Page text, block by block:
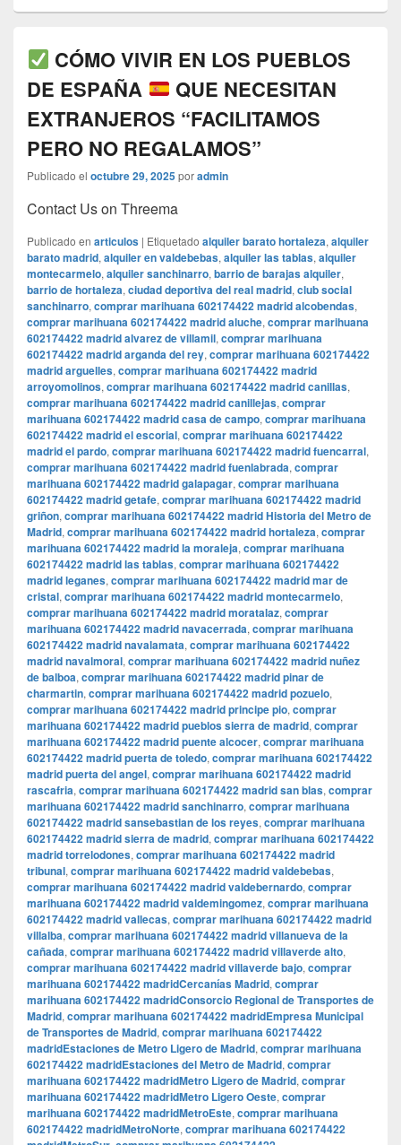
CÓMO VIVIR EN LOS PUEBLOS
DE ESPAÑA
QUE NECESITAN
EXTRANJEROS “FACILITAMOS
PERO NO REGALAMOS”
Publicado el octubre 29, 2025poradmin
Contact Us on Threema
Publicado en articulos | Etiquetado alquiler barato hortaleza, alquiler
barato madrid, alquiler en valdebebas, alquiler las tablas, alquiler
montecarmelo, alquiler sanchinarro, barrio de barajas alquiler,
barrio de hortaleza, ciudad deportiva del real madrid, club social
sanchinarro, comprar marihuana 602174422 madrid alcobendas,
comprar marihuana 602174422 madrid aluche, comprar marihuana
602174422 madrid alvarez de villamil, comprar marihuana
602174422 madrid arganda del rey, comprar marihuana 602174422
madrid arguelles, comprar marihuana 602174422 madrid
arroyomolinos, comprar marihuana 602174422 madrid canillas,
comprar marihuana 602174422 madrid canillejas, comprar
marihuana 602174422 madrid casa de campo, comprar marihuana
602174422 madrid el escorial, comprar marihuana 602174422
madrid el pardo, comprar marihuana 602174422 madrid fuencarral,
comprar marihuana 602174422 madrid fuenlabrada, comprar
marihuana 602174422 madrid galapagar, comprar marihuana
602174422 madrid getafe, comprar marihuana 602174422 madrid
griñon, comprar marihuana 602174422 madrid Historia del Metro de
Madrid, comprar marihuana 602174422 madrid hortaleza, comprar
marihuana 602174422 madrid la moraleja, comprar marihuana
602174422 madrid las tablas, comprar marihuana 602174422
madrid leganes, comprar marihuana 602174422 madrid mar de
cristal, comprar marihuana 602174422 madrid montecarmelo,
comprar marihuana 602174422 madrid moratalaz, comprar
marihuana 602174422 madrid navacerrada, comprar marihuana
602174422 madrid navalamata, comprar marihuana 602174422
madrid navalmoral, comprar marihuana 602174422 madrid nuñez
de balboa, comprar marihuana 602174422 madrid pinar de
charmartin, comprar marihuana 602174422 madrid pozuelo,
comprar marihuana 602174422 madrid principe pio, comprar
marihuana 602174422 madrid pueblos sierra de madrid, comprar
marihuana 602174422 madrid puente alcocer, comprar marihuana
602174422 madrid puerta de toledo, comprar marihuana 602174422
madrid puerta del angel, comprar marihuana 602174422 madrid
rascafria, comprar marihuana 602174422 madrid san blas, comprar
marihuana 602174422 madrid sanchinarro, comprar marihuana
602174422 madrid sansebastian de los reyes, comprar marihuana
602174422 madrid sierra de madrid, comprar marihuana 602174422
madrid torrelodones, comprar marihuana 602174422 madrid
tribunal, comprar marihuana 602174422 madrid valdebebas,
comprar marihuana 602174422 madrid valdebernardo, comprar
marihuana 602174422 madrid valdemingomez, comprar marihuana
602174422 madrid vallecas, comprar marihuana 602174422 madrid
villalba, comprar marihuana 602174422 madrid villanueva de la
cañada, comprar marihuana 602174422 madrid villaverde alto,
comprar marihuana 602174422 madrid villaverde bajo, comprar
marihuana 602174422 madridCercanías Madrid, comprar
marihuana 602174422 madridConsorcio Regional de Transportes de
Madrid, comprar marihuana 602174422 madridEmpresa Municipal
de Transportes de Madrid, comprar marihuana 602174422
madridEstaciones de Metro Ligero de Madrid, comprar marihuana
602174422 madridEstaciones del Metro de Madrid, comprar
marihuana 602174422 madridMetro Ligero de Madrid, comprar
marihuana 602174422 madridMetro Ligero Oeste, comprar
marihuana 602174422 madridMetroEste, comprar marihuana
602174422 madridMetroNorte, comprar marihuana 602174422